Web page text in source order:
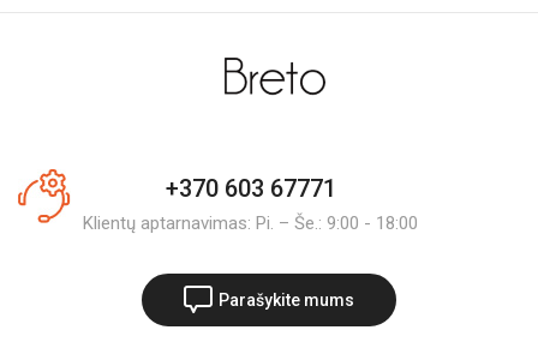
+370 603 67771
Klientų aptarnavimas: Pi. – Še.: 9:00 - 18:00
Parašykite mums